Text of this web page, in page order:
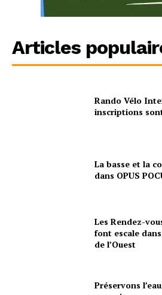
Articles
Rando Vélo
inscriptions
La basse et la
dans OPUS
Les Rendez-
font escale
de l’Ouest
Préservons